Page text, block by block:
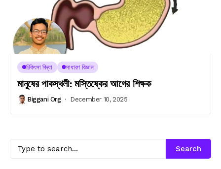
চিকিৎসা বিদ্যা সাধারণ বিজ্ঞান
মানুষের পাকস্থলী: মস্তিষ্কের আগের শিক্ষক
Biggani Org December 10, 2025
Search